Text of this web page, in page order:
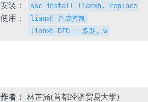
安装：
ssc install lianxh, replace
使用：
lianxh 合成控制
lianxh DID + 多期, w
作者： 林芷涵(首都经济贸易大学)